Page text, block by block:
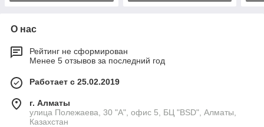
О нас
Рейтинг не сформирован
Менее 5 отзывов за последний год
Работает с 25.02.2019
г. Алматы
улица Полежаева, 30 "А", офис 5, БЦ "BSD", Алматы,
Казахстан